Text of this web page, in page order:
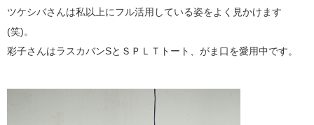
ツケシバさんは私以上にフル活用している姿をよく見かけます
(笑)。
彩子さんはラスカバンSとＳＰＬＴトート、がま口を愛用中です。